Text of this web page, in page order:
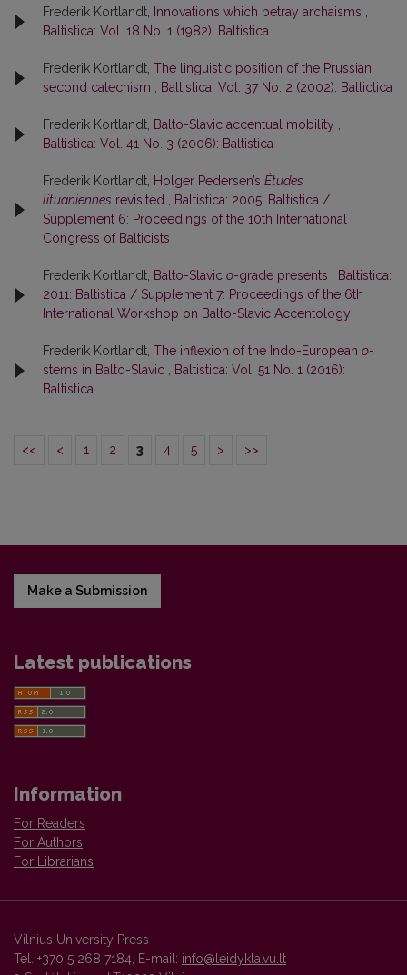
Frederik Kortlandt, Innovations which betray archaisms ,
Baltistica: Vol. 18 No. 1 (1982): Baltistica
Frederik Kortlandt, The linguistic position of the Prussian
second catechism , Baltistica: Vol. 37 No. 2 (2002): Baltictica
Frederik Kortlandt, Balto-Slavic accentual mobility ,
Baltistica: Vol. 41 No. 3 (2006): Baltistica
Frederik Kortlandt, Holger Pedersen’s Études
lituaniennes revisited , Baltistica: 2005: Baltistica /
Supplement 6: Proceedings of the 10th International
Congress of Balticists
Frederik Kortlandt, Balto-Slavic o-grade presents , Baltistica:
2011: Baltistica / Supplement 7: Proceedings of the 6th
International Workshop on Balto-Slavic Accentology
Frederik Kortlandt, The inflexion of the Indo-European o-
stems in Balto-Slavic , Baltistica: Vol. 51 No. 1 (2016):
Baltistica
<< < 1 2 3 4 5 > >>
Make a Submission
Latest publications
Information
For Readers
For Authors
For Librarians
Vilnius University Press
Tel. +370 5 268 7184, E-mail: info@leidykla.vu.lt